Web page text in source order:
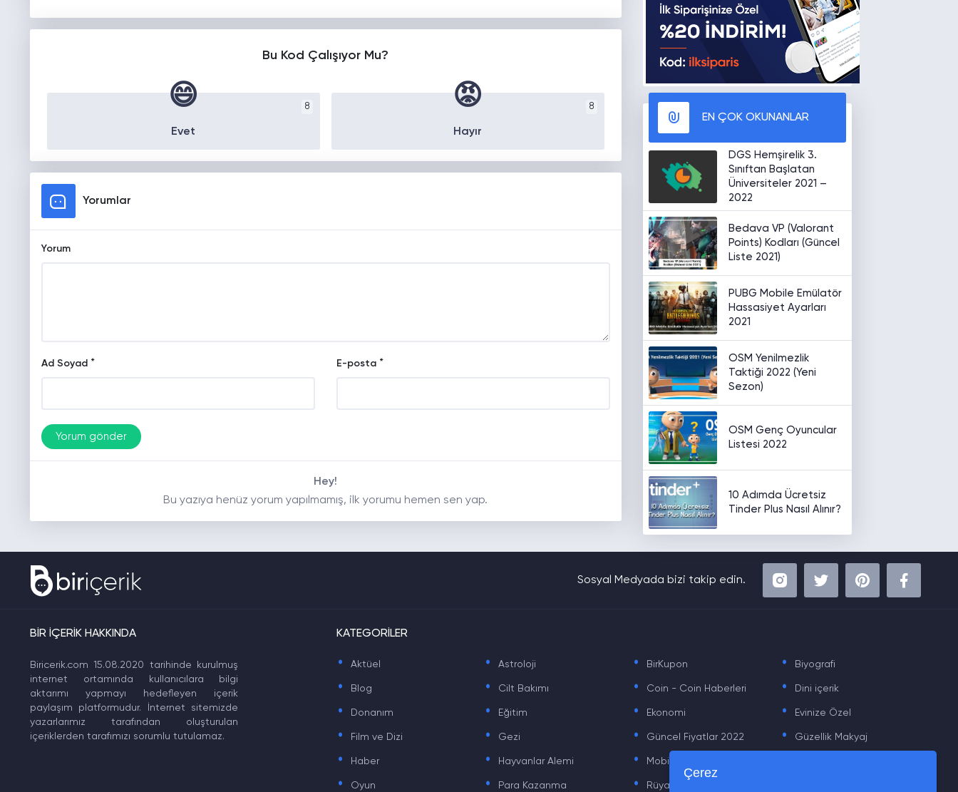
Bu Kod Çalışıyor Mu?
8
😄
Evet
8
😡
Hayır
Yorumlar
Yorum
Ad Soyad * E-posta *
Hey!
Bu yazıya henüz yorum yapılmamış, ilk yorumu hemen sen yap.
EN ÇOK OKUNANLAR
DGS Hemşirelik 3.
Sınıftan Başlatan
Üniversiteler 2021 –
2022
Bedava VP (Valorant
Points) Kodları (Güncel
Liste 2021)
PUBG Mobile Emülatör
Hassasiyet Ayarları
2021
OSM Yenilmezlik
Taktiği 2022 (Yeni
Sezon)
OSM Genç Oyuncular
Listesi 2022
10 Adımda Ücretsiz
Tinder Plus Nasıl Alınır?
Sosyal Medyada bizi takip edin.
BİR İÇERİK HAKKINDA
Biricerik.com 15.08.2020 tarihinde kurulmuş
internet ortamında kullanıcılara bilgi
aktarımı yapmayı hedefleyen içerik
paylaşım platformudur. İnternet sitemizde
yazarlarımız tarafından oluşturulan
içeriklerden tarafımızı sorumlu tutulamaz.
KATEGORİLER
. Aktüel . Astroloji . BirKupon . Biyografi
. Blog . Cilt Bakımı . Coin - Coin Haberleri . Dini içerik
. Donanım . Eğitim . Ekonomi . Evinize Özel
. Film ve Dizi . Gezi . Güncel Fiyatlar 2022 . Güzellik Makyaj
. Haber . Hayvanlar Alemi . Mobil .
. Oyun . Para Kazanma . Rüya Tabiri
Çerez